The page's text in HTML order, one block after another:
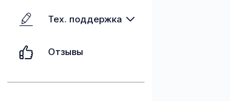
Тех. поддержка
Отзывы